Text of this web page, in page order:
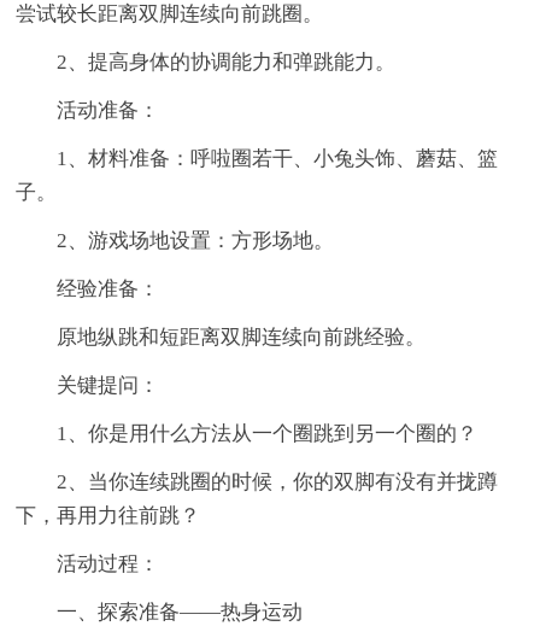
尝试较长距离双脚连续向前跳圈。
2、提高身体的协调能力和弹跳能力。
活动准备：
1、材料准备：呼啦圈若干、小兔头饰、蘑菇、篮
子。
2、游戏场地设置：方形场地。
经验准备：
原地纵跳和短距离双脚连续向前跳经验。
关键提问：
1、你是用什么方法从一个圈跳到另一个圈的？
2、当你连续跳圈的时候，你的双脚有没有并拢蹲
下，再用力往前跳？
活动过程：
一、探索准备——热身运动